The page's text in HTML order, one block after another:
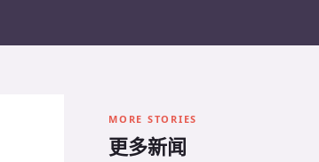
MORE STORIES
更多新闻